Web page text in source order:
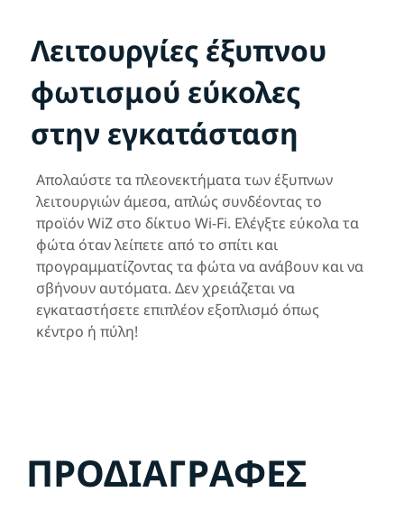
Λειτουργίες έξυπνου
φωτισμού εύκολες
στην εγκατάσταση
Απολαύστε τα πλεονεκτήματα των έξυπνων
λειτουργιών άμεσα, απλώς συνδέοντας το
προϊόν WiZ στο δίκτυο Wi-Fi. Ελέγξτε εύκολα τα
φώτα όταν λείπετε από το σπίτι και
προγραμματίζοντας τα φώτα να ανάβουν και να
σβήνουν αυτόματα. Δεν χρειάζεται να
εγκαταστήσετε επιπλέον εξοπλισμό όπως
κέντρο ή πύλη!
ΠΡΟΔΙΑΓΡΑΦΈΣ